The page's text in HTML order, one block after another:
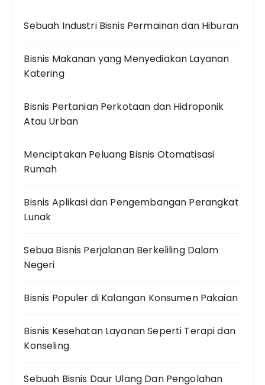
Sebuah Industri Bisnis Permainan dan Hiburan
Bisnis Makanan yang Menyediakan Layanan
Katering
Bisnis Pertanian Perkotaan dan Hidroponik
Atau Urban
Menciptakan Peluang Bisnis Otomatisasi
Rumah
Bisnis Aplikasi dan Pengembangan Perangkat
Lunak
Sebua Bisnis Perjalanan Berkeliling Dalam
Negeri
Bisnis Populer di Kalangan Konsumen Pakaian
Bisnis Kesehatan Layanan Seperti Terapi dan
Konseling
Sebuah Bisnis Daur Ulang Dan Pengolahan